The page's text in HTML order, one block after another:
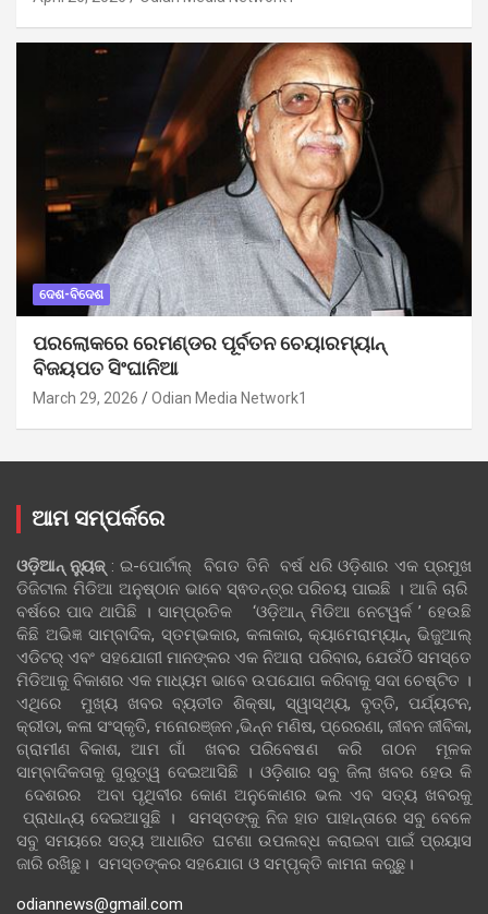
ଦେଶ-ବିଦେଶ
ପରଲୋକରେ ରେମଣ୍ଡର ପୂର୍ବତନ ଚେୟାରମ୍ୟାନ୍
ବିଜୟପତ ସିଂଘାନିଆ
March 29, 2026 Odian Media Network1
ଆମ ସମ୍ପର୍କରେ
ଓଡ଼ିଆନ୍‍ ନ୍ୟୁଜ୍‍: ଇ-ପୋର୍ଟାଲ୍ ବିଗତ ତିନି ବର୍ଷ ଧରି ଓଡ଼ିଶାର ଏକ ପ୍ରମୁଖ
ଡିଜିଟାଲ ମିଡିଆ ଅନୁଷ୍ଠାନ ଭାବେ ସ୍ଵତନ୍ତ୍ର ପରିଚୟ ପାଇଛି । ଆଜି ଚାରି
ବର୍ଷରେ ପାଦ ଥାପିଛି । ସାମ୍ପ୍ରତିକ ‘ଓଡ଼ିଆନ୍‍ ମିଡିଆ ନେଟୱର୍କ ’ ହେଉଛି
କିଛି ଅଭିଜ୍ଞ ସାମ୍ବାଦିକ, ସ୍ତମ୍ଭକାର, କଳାକାର, କ୍ୟାମେରାମ୍ୟାନ୍, ଭିଜୁଆଲ୍
ଏଡିଟର୍ ଏବଂ ସହଯୋଗୀ ମାନଙ୍କର ଏକ ନିଆରା ପରିବାର, ଯେଉଁଠି ସମସ୍ତେ
ମିଡିଆକୁ ବିକାଶର ଏକ ମାଧ୍ୟମ ଭାବେ ଉପଯୋଗ କରିବାକୁ ସଦା ଚେଷ୍ଟିତ ।
ଏଥିରେ ମୁଖ୍ୟ ଖବର ବ୍ୟତୀତ ଶିକ୍ଷା, ସ୍ୱାସ୍ଥ୍ୟ, ବୃତ୍ତି, ପର୍ଯ୍ୟଟନ,
କ୍ରୀଡା, କଳା ସଂସ୍କୃତି, ମନୋରଞ୍ଜନ ,ଭିନ୍ନ ମଣିଷ, ପ୍ରେରଣା, ଜୀବନ ଜୀବିକା,
ଗ୍ରାମୀଣ ବିକାଶ, ଆମ ଗାଁ ଖବର ପରିବେଷଣ କରି ଗଠନ ମୂଳକ
ସାମ୍ବାଦିକତାକୁ ଗୁରୁତ୍ୱ ଦେଇଆସିଛି । ଓଡ଼ିଶାର ସବୁ ଜିଲା ଖବର ହେଉ କି
ଦେଶରର ଅବା ପୃଥିବୀର କୋଣ ଅନୁକୋଣର ଭଲ ଏବ ସତ୍ୟ ଖବରକୁ
ପ୍ରାଧାନ୍ୟ ଦେଇଆସୁଛି । ସମସ୍ତଙ୍କୁ ନିଜ ହାତ ପାହାନ୍ତାରେ ସବୁ ବେଳେ
ସବୁ ସମୟରେ ସତ୍ୟ ଆଧାରିତ ଘଟଣା ଉପଲବ୍ଧ କରାଇବା ପାଇଁ ପ୍ରୟାସ
ଜାରି ରଖିଛୁ। ସମସ୍ତଙ୍କର ସହଯୋଗ ଓ ସମ୍ପୃକ୍ତି କାମନା କରୁଛୁ।
odiannews@gmail.com